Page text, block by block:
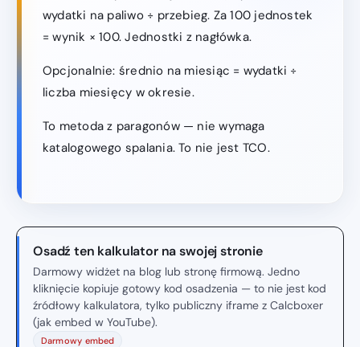
wydatki na paliwo ÷ przebieg. Za 100 jednostek
= wynik × 100. Jednostki z nagłówka.
Opcjonalnie: średnio na miesiąc = wydatki ÷
liczba miesięcy w okresie.
To metoda z paragonów — nie wymaga
katalogowego spalania. To nie jest TCO.
Osadź ten kalkulator na swojej stronie
Darmowy widżet na blog lub stronę firmową. Jedno
kliknięcie kopiuje gotowy kod osadzenia — to nie jest kod
źródłowy kalkulatora, tylko publiczny iframe z Calcboxer
(jak embed w YouTube).
Darmowy embed